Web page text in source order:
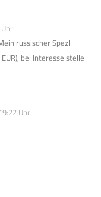
russischer Spezl
bei Interesse stelle
Uhr